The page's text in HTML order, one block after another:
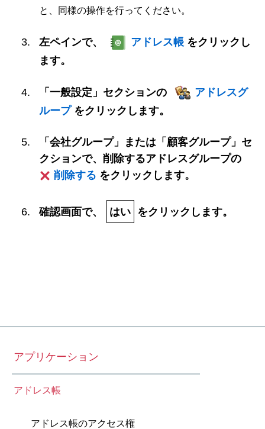
と、同様の操作を行ってください。
左ペインで、 アドレス帳 をクリックし
ます。
「一般設定」セクションの
アドレスグ
ループ をクリックします。
「会社グループ」または「顧客グループ」セ
クションで、削除するアドレスグループの
削除する をクリックします。
確認画面で、 はい をクリックします。
アプリケーション
アドレス帳
アドレス帳のアクセス権